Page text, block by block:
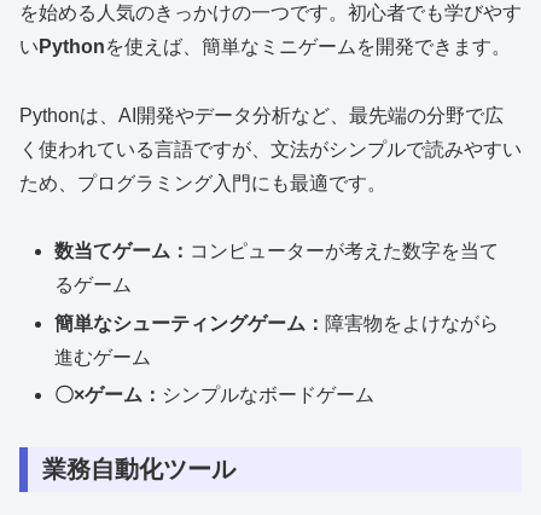
を始める人気のきっかけの一つです。初心者でも学びやす
い Pythonを使えば、簡単なミニゲームを開発できます。
Pythonは、AI開発やデータ分析など、最先端の分野で広
く使われている言語ですが、文法がシンプルで読みやすい
ため、プログラミング入門にも最適です。
数当てゲーム： コンピューターが考えた数字を当て
るゲーム
簡単なシューティングゲーム： 障害物をよけながら
進むゲーム
〇×ゲーム： シンプルなボードゲーム
業務自動化ツール